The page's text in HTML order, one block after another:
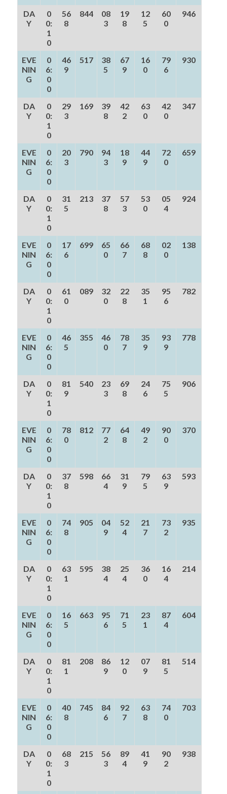
DA
Y
0
0:
1
0
56
8
844
08
3
19
8
12
5
60
0
946
EVE
NIN
G
0
6:
0
0
46
9
517
38
5
67
9
16
0
79
6
930
DA
Y
0
0:
1
0
29
3
169
39
8
42
2
63
0
42
0
347
EVE
NIN
G
0
6:
0
0
20
3
790
94
3
18
9
44
9
72
0
659
DA
Y
0
0:
1
0
31
5
213
37
8
57
3
53
0
05
4
924
EVE
NIN
G
0
6:
0
0
17
6
699
65
0
66
7
68
8
02
0
138
DA
Y
0
0:
1
0
61
0
089
32
0
22
8
35
1
95
6
782
EVE
NIN
G
0
6:
0
0
46
5
355
46
0
78
7
35
9
93
9
778
DA
Y
0
0:
1
0
81
9
540
23
3
69
8
24
6
75
5
906
EVE
NIN
G
0
6:
0
0
78
0
812
77
2
64
8
49
2
90
0
370
DA
Y
0
0:
1
0
37
8
598
66
4
31
9
79
5
63
9
593
EVE
NIN
G
0
6:
0
0
74
8
905
04
9
52
4
21
7
73
2
935
DA
Y
0
0:
1
0
63
1
595
38
4
25
4
36
0
16
4
214
EVE
NIN
G
0
6:
0
0
16
5
663
95
6
71
5
23
1
87
4
604
DA
Y
0
0:
1
0
81
1
208
86
9
12
0
07
9
81
5
514
EVE
NIN
G
0
6:
0
0
40
8
745
84
6
92
7
63
8
74
0
703
DA
Y
0
0:
1
0
68
3
215
56
3
89
4
41
9
90
2
938